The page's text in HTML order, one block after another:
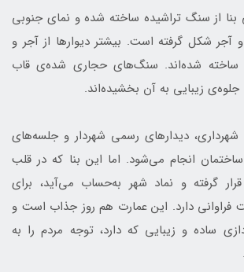
از سنگ تراشیده ساخته شده و نمای جنوبی
شکل گرفته است. بیشتر دیوارها از آجر و
شده‌‌اند. سنگ‌های حجاری شده‌ی قاب
جلوه‌ی زیبایی به آن بخشیده‌اند.
شهرداری، دیدارهای رسمی شهردار و جلسه‌های
انجام می‌شود. اما این بنا که در قلب
گرفته و نماد شهر به‌حساب می‌آید، برای
فراوانی دارد. این عمارت هم روز جذاب است و
ساده و زیبایی که دارد، توجه مردم را به